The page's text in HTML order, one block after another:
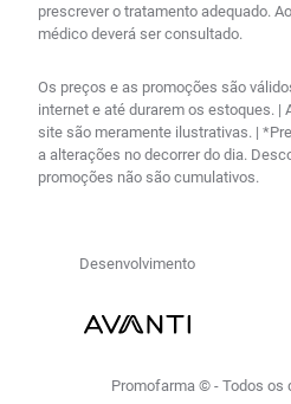
prescrever o tratamento adequado.
médico deverá ser consultado.
Os preços e as promoções são
internet e até durarem os estoques.
site são meramente ilustrativas. |
a alterações no decorrer do dia.
promoções não são cumulativos.
Desenvolvimento
Promofarma © - Todos os